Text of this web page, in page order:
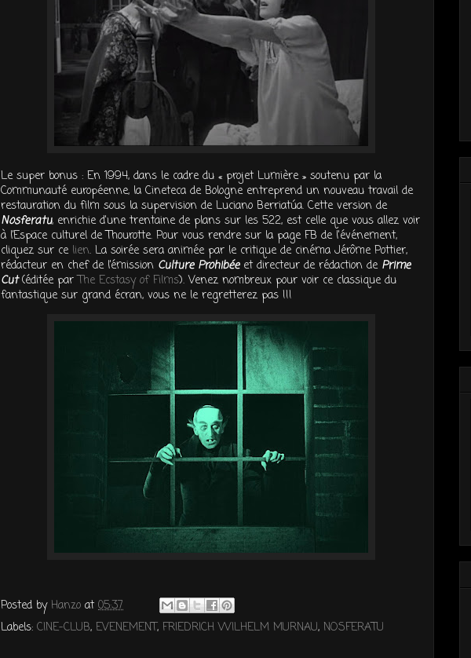
Le super bonus : En 1994, dans le cadre du « projet Lumière » soutenu par la
Communauté européenne, la Cineteca de Bologne entreprend un nouveau travail de
restauration du film sous la supervision de Luciano Berriatúa. Cette version de
Nosferatu, enrichie d'une trentaine de plans sur les 522, est celle que vous allez voir
à l’Espace culturel de Thourotte. Pour vous rendre sur la page FB de l'événement,
cliquez sur ce lien. La soirée sera animée par le critique de cinéma Jérôme Pottier,
rédacteur en chef de l’émission Culture Prohibéeet directeur de rédaction de Prime
Cut(éditée parThe Ecstasy of Films). Venez nombreux pour voir ce classique du
fantastique sur grand écran, vous ne le regretterez pas !!!
Posted by Hanzo at 05:37
Labels: CINE-CLUB, EVENEMENT, FRIEDRICH WILHELM MURNAU, NOSFERATU